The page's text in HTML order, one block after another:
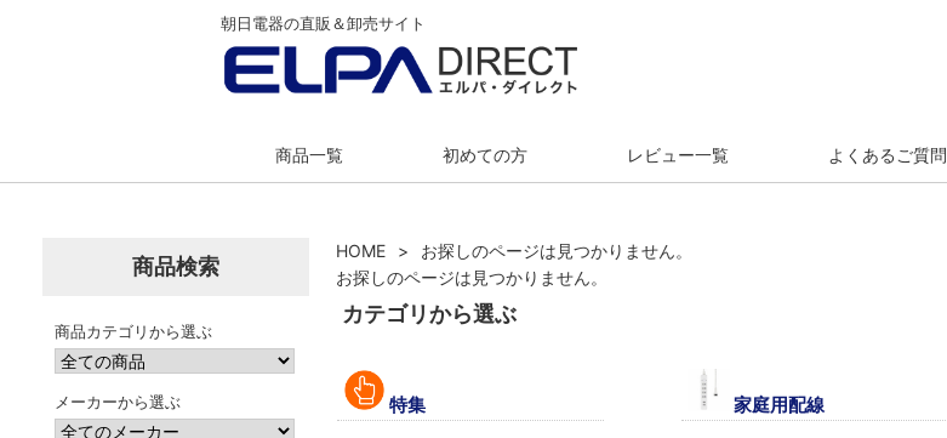
朝日電器の直販＆卸売サイト
商品一覧 初めての方 レビュー一覧 よくあるご質問
商品検索
商品カテゴリから選ぶ
メーカーから選ぶ
HOME
お探しのページは見つかりません。
お探しのページは見つかりません。
カテゴリから選ぶ
特集 家庭用配線